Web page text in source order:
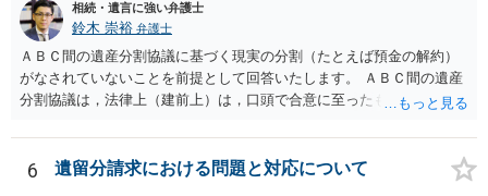
相続・遺言に強い弁護士
鈴木 崇裕 弁護士
ＡＢＣ間の遺産分割協議に基づく現実の分割（たとえば預金の解約）
がなされていないことを前提として回答いたします。 ＡＢＣ間の遺産
分割協議は，法律上（建前上）は，口頭で合意に至ったものであって
ん。 また，不動産の名義を移転するためには，遺産分割協議書への署
名捺印を得る必要があります。 したがって，残念ながら，「ＡＢＣ間
の遺産分割協議が有効に成立している」という前提に基づく主張は困
6 遺留分請求における問題と対応について